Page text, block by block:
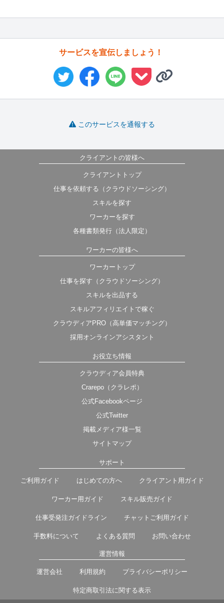
サービスを宣伝しましょう！
このサービスを通報する
クライアントの皆様へ
クライアントトップ
仕事を依頼する（クラウドソーシング）
スキルを探す
ワーカーを探す
各種書類発行（法人限定）
ワーカーの皆様へ
ワーカートップ
仕事を探す（クラウドソーシング）
スキルを出品する
スキルアフィリエイトで稼ぐ
クラウディアPRO（高単価マッチング）
採用オンラインアシスタント
お役立ち情報
クラウディア会員特典
Crarepo（クラレポ）
公式Facebookページ
公式Twitter
掲載メディア様一覧
サイトマップ
サポート
ご利用ガイド はじめての方へ クライアント用ガイド
ワーカー用ガイド スキル販売ガイド
仕事受発注ガイドライン チャットご利用ガイド
手数料について よくある質問 お問い合わせ
運営情報
運営会社 利用規約 プライバシーポリシー
特定商取引法に関する表示